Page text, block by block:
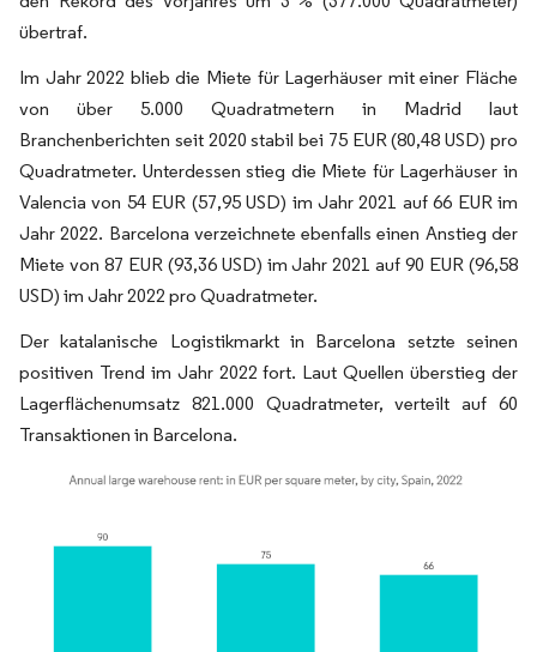
übertraf.
Im Jahr 2022 blieb die Miete für Lagerhäuser mit einer Fläche
von über 5.000 Quadratmetern in Madrid laut
Branchenberichten seit 2020 stabil bei 75 EUR (80,48 USD) pro
Quadratmeter. Unterdessen stieg die Miete für Lagerhäuser in
Valencia von 54 EUR (57,95 USD) im Jahr 2021 auf 66 EUR im
Jahr 2022. Barcelona verzeichnete ebenfalls einen Anstieg der
Miete von 87 EUR (93,36 USD) im Jahr 2021 auf 90 EUR (96,58
USD) im Jahr 2022 pro Quadratmeter.
Der katalanische Logistikmarkt in Barcelona setzte seinen
positiven Trend im Jahr 2022 fort. Laut Quellen überstieg der
Lagerflächenumsatz 821.000 Quadratmeter, verteilt auf 60
Transaktionen in Barcelona.